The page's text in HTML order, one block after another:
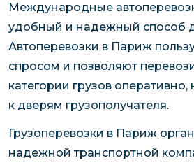
Международные
удобный и надежный способ
Автоперевозки в Париж
спросом и позволяют
категории грузов
к дверям грузополучателя.
Грузоперевозки в Париж
надежной транспортной